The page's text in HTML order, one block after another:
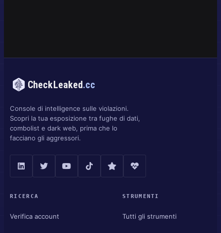
CheckLeaked.cc
Console di intelligence sulle violazioni.
Scopri la tua esposizione tra fughe di dati,
combolist e dark web, prima che lo
facciano gli aggressori.
RICERCA
Verifica account
STRUMENTI
Tutti gli strumenti